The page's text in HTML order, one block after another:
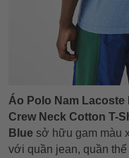
Áo Polo Nam
Crew Neck Cotton T-
Blue sở hữu gam màu
với quần jean, quần thể